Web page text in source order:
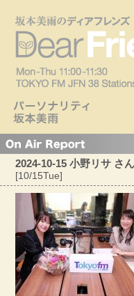
2024-10-15 小野リサ さん
[10/15Tue]